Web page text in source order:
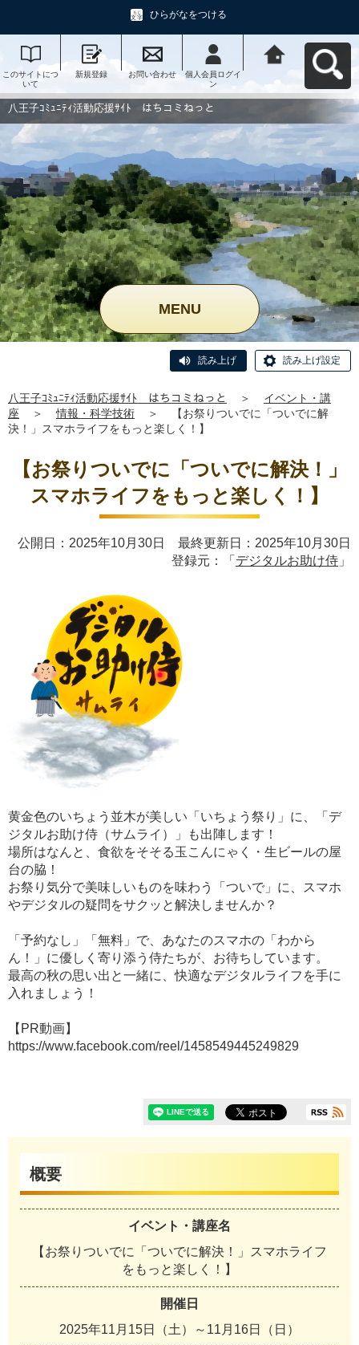
ひらがなをつける
このサイトにつ
いて
新規登録 お問い合わせ
個人会員ログイ
ン
動応援ｻｲﾄ はち
コミねっとへ戻
八王子ｺﾐｭﾆﾃｨ活動応援ｻｲﾄ はちコミねっと
MENU
読み上げ 読み上げ設定
八王子ｺﾐｭﾆﾃｨ活動応援ｻｲﾄ はちコミねっと ＞
イベント・講
座
＞ 情報・科学技術 ＞
【お祭りついでに「ついでに解
決！」スマホライフをもっと楽しく！】
【お祭りついでに「ついでに解決！」
スマホライフをもっと楽しく！】
公開日：2025年10月30日 最終更新日：2025年10月30日
登録元：「 デジタルお助け侍 」
黄金色のいちょう並木が美しい「いちょう祭り」に、「デ
ジタルお助け侍（サムライ）」も出陣します！
場所はなんと、食欲をそそる玉こんにゃく・生ビールの屋
台の脇！
お祭り気分で美味しいものを味わう「ついで」に、スマホ
やデジタルの疑問をサクッと解決しませんか？
「予約なし」「無料」で、あなたのスマホの「わから
ん！」に優しく寄り添う侍たちが、お待ちしています。
最高の秋の思い出と一緒に、快適なデジタルライフを手に
入れましょう！
【PR動画】
https://www.facebook.com/reel/1458549445249829
概要
イベント・講座名
【お祭りついでに「ついでに解決！」スマホライフ
をもっと楽しく！】
開催日
2025年11月15日（土）～11月16日（日）